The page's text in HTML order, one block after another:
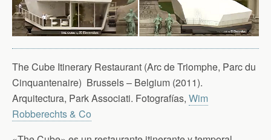
The Cube Itinerary Restaurant (Arc de Triomphe, Parc du
Cinquantenaire) Brussels – Belgium (2011).
Arquitectura, Park Associati. Fotografías, Wim
Robberechts & Co